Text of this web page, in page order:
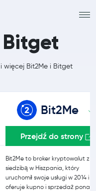
Bitget
więcej Bit2Me i Bitget
Bit2Me
Przejdź do strony
Bit2Me to broker kryptowalut z
siedzibą w Hiszpania, który
uruchomił swoje usługi w 2014 i
oferuje kupno i sprzedaż ponad